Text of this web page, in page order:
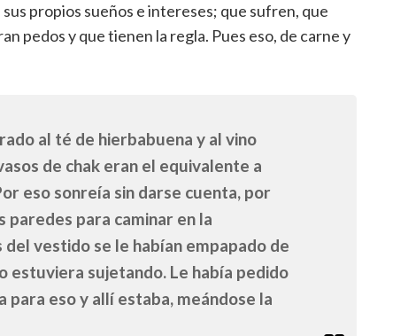
propios sueños e intereses; que sufren, que
pedos y que tienen la regla. Pues eso, de carne y
al té de hierbabuena y al vino
de chak eran el equivalente a
eso sonreía sin darse cuenta, por
paredes para caminar en la
vestido se le habían empapado de
estuviera sujetando. Le había pedido
para eso y allí estaba, meándose la